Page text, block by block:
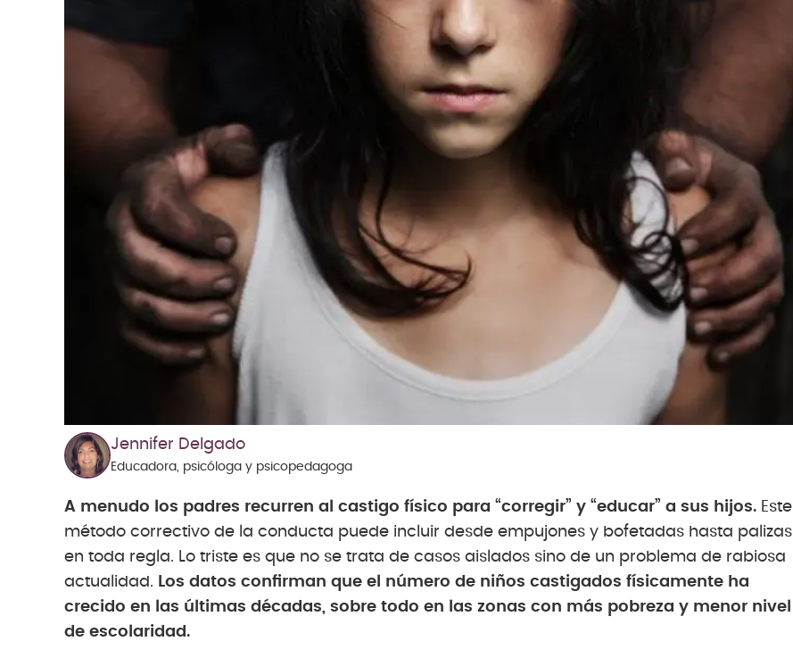
Jennifer Delgado
Educadora, psicóloga y psicopedagoga
A menudo los padres recurren al castigo físico para “corregir” y “educar” a sus hijos. Este
método correctivo de la conducta puede incluir desde empujones y bofetadas hasta palizas
en toda regla. Lo triste es que no se trata de casos aislados sino de un problema de rabiosa
actualidad. Los datos confirman que el número de niños castigados físicamente ha
crecido en las últimas décadas, sobre todo en las zonas con más pobreza y menor nivel
de escolaridad.